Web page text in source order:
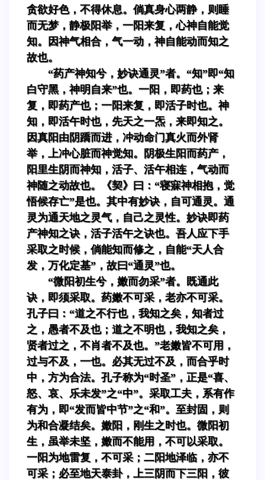
贪欲好色，不得休息。倘真身心两静，则睡
而无梦，静极阳举，一阳来复，心神自能觉
知。因神气相合，气一动，神自能动而知之
故也。
“药产神知兮，妙诀通灵”者。“知”即“知
白守黑，神明自来”也。一阳，即药也；来
复，即药产也；一阳来复，即活子时也。神
知，即活午时也，先天之一炁，来即知之。
因真阳由阴蹻而进，冲动命门真火而外肾
举，上冲心脏而神觉知。阴极生阳而药产，
阳里生阴而神知，活子、活午相连，气动而
神随之动故也。《契》曰：“寝寐神相抱，觉
悟候存亡”是也。其中有妙诀，自可通灵。通
灵为通天地之灵气，自己之灵性。妙诀即药
产神知之诀，活子活午之诀也。吾人应下手
采取之时候，倘能知而修之，自能“天人合
发，万化定基”，故曰“通灵”也。
“微阳初生兮，嫩而勿采”者。既通此
诀，即须采取。药嫩不可采，老亦不可采。
孔子曰：“道之不行也，我知之矣，知者过
之，愚者不及也；道之不明也，我知之矣，
贤者过之，不肖者不及也。”老嫩皆不可用，
过与不及，一也。必其无过不及，而合乎时
中，方为合法。孔子称为“时圣”，正是“喜、
怒、哀、乐未发”之“中”。采取工夫，系有作
有为，即“发而皆中节”之“和”。至封固，则
为和合凝结矣。嫩阳，刚生之时也。微阳初
生，虽举未坚，嫩而不能用，不可以采取。
一阳为地雷复，不可采；二阳地泽临，亦不
可采；必至地天泰卦，上三阴而下三阳，彼